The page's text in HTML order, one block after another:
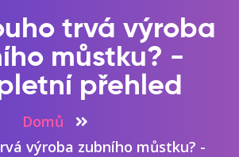
trvá výroba
můstku? -
přehled
Domů
výroba zubního můstku? -